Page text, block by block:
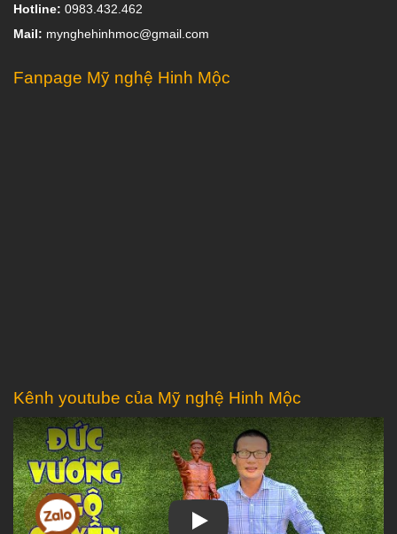
Hotline: 0983.432.462
Mail: mynghehinhmoc@gmail.com
Fanpage Mỹ nghệ Hinh Mộc
Kênh youtube của Mỹ nghệ Hinh Mộc
Play